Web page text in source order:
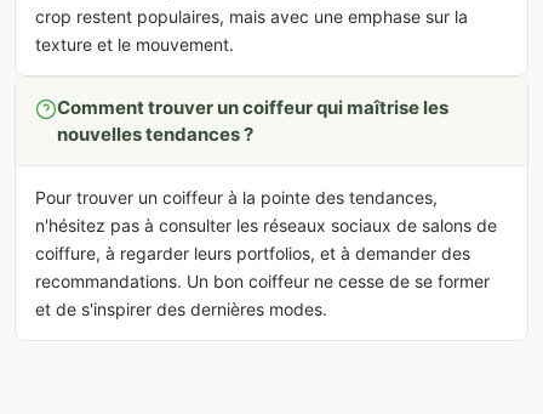
crop restent populaires, mais avec une emphase sur la
texture et le mouvement.
Comment trouver un coiffeur qui maîtrise les
nouvelles tendances ?
Pour trouver un coiffeur à la pointe des tendances,
n'hésitez pas à consulter les réseaux sociaux de salons de
coiffure, à regarder leurs portfolios, et à demander des
recommandations. Un bon coiffeur ne cesse de se former
et de s'inspirer des dernières modes.